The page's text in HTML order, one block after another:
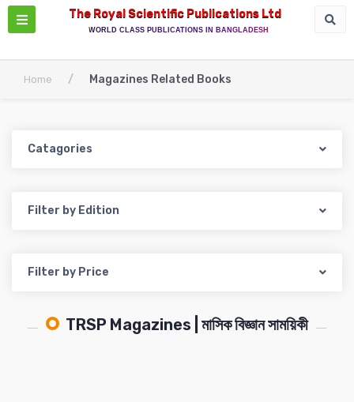
The Royal Scientific Publications Ltd
WORLD CLASS PUBLICATIONS IN BANGLADESH
Home / Magazines Related Books
Catagories
Filter by Edition
Filter by Price
TRSP Magazines | মাসিক বিজ্ঞান সাময়িকী